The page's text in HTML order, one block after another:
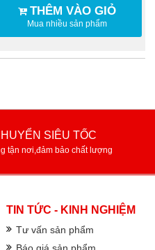
THÊM VÀO GIỎ
Mua nhiều sản phẩm
SIÊU TỐC
tận nơi,đảm bảo chất lượng
TIN TỨC - KINH NGHIỆM
Tư vấn sản phẩm